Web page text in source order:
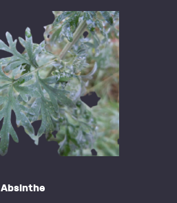
Absinthe